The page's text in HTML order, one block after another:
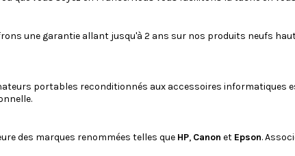
une garantie allant jusqu'à 2 ans sur nos produits neufs
portables reconditionnés aux accessoires informatiques
des marques renommées telles que HP, Canon et Epson.